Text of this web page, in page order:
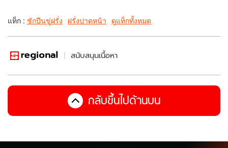
แท็ก : ชักปืนขู่ฝรั่ง ฝรั่งปาดหน้า ดูแท็กทั้งหมด
สนับสนุนเนื้อหา
กลับขึ้นไปด้านบน